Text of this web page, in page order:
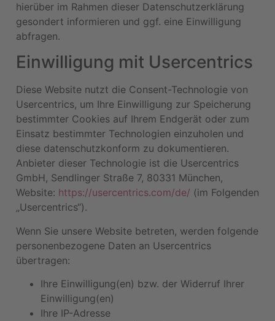
hierüber im Rahmen dieser Datenschutzerklärung
gesondert informieren und ggf. eine Einwilligung
abfragen.
Einwilligung mit Usercentrics
Diese Website nutzt die Consent-Technologie von
Usercentrics, um Ihre Einwilligung zur Speicherung
bestimmter Cookies auf Ihrem Endgerät oder zum
Einsatz bestimmter Technologien einzuholen und
diese datenschutzkonform zu dokumentieren.
Anbieter dieser Technologie ist die Usercentrics
GmbH, Sendlinger Straße 7, 80331 München,
Website: https://usercentrics.com/de/ (im Folgenden
„Usercentrics“).
Wenn Sie unsere Website betreten, werden folgende
personenbezogene Daten an Usercentrics
übertragen:
Ihre Einwilligung(en) bzw. der Widerruf Ihrer
Einwilligung(en)
Ihre IP-Adresse